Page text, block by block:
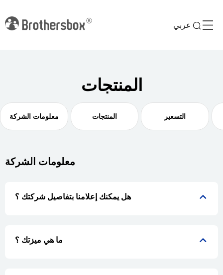
عربي
المنتجات
معلومات الشركة المنتجات التسعير
معلومات الشركة
هل يمكنك إعلامنا بتفاصيل شركتك ؟
ما هي ميزتك ؟